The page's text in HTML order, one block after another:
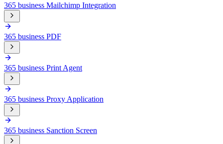
365 business Mailchimp Integration
365 business PDF
365 business Print Agent
365 business Proxy Application
365 business Sanction Screen